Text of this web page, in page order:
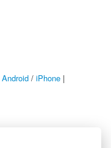
Android / iPhone |